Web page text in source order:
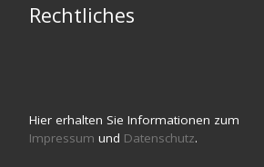
Rechtliches
Hier erhalten Sie Informationen zum
Impressum und Datenschutz.